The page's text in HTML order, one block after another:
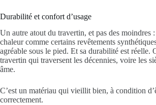
Durabilité et confort d’usage
Un autre atout du travertin, et pas des moindres
chaleur comme certains revêtements
agréable sous le pied. Et sa durabilité est réelle.
travertin qui traversent les décennies, voire les
âme.
C’est un matériau qui vieillit bien, à condition
correctement.